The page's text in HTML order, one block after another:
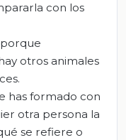
con los
otros animales
has formado con
otra persona la
se refiere o